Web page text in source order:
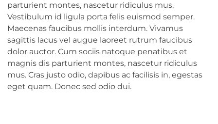
parturient montes, nascetur ridiculus mus.
Vestibulum id ligula porta felis euismod semper.
Maecenas faucibus mollis interdum. Vivamus
sagittis lacus vel augue laoreet rutrum faucibus
dolor auctor. Cum sociis natoque penatibus et
magnis dis parturient montes, nascetur ridiculus
mus. Cras justo odio, dapibus ac facilisis in, egestas
eget quam. Donec sed odio dui.